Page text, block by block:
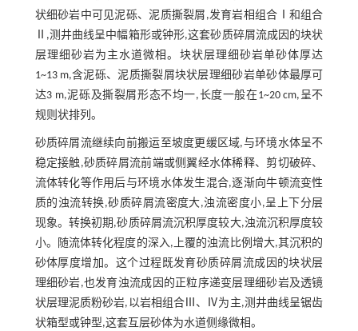
状细砂岩中可见泥砾、泥质撕裂屑,发育岩相组合Ⅰ和组合
Ⅱ,测井曲线呈中幅箱形或钟形,这套砂质碎屑流成因的块状
层理细砂岩为主水道微相。块状层理细砂岩单砂体厚达
1~13 m,含泥砾、泥质撕裂屑块状层理细砂岩单砂体最厚可
达3 m,泥砾及撕裂屑形态不均一,长度一般在1~20 cm,呈不
规则状排列。
砂质碎屑流继续向前搬运至坡度更缓区域,与环境水体呈不
稳定接触,砂质碎屑流前端或侧翼经水体稀释、剪切破碎、
流体转化等作用后与环境水体发生混合,逐渐向牛顿流变性
质的浊流转换,砂质碎屑流密度大,浊流密度小,呈上下分层
现象。转换初期,砂质碎屑流沉积厚度较大,浊流沉积厚度较
小。随流体转化程度的深入,上覆的浊流比例增大,其沉积的
砂体厚度增加。这个过程既发育砂质碎屑流成因的块状层
理细砂岩,也发育浊流成因的正粒序递变层理细砂岩及透镜
状层理泥质粉砂岩,以岩相组合Ⅲ、Ⅳ为主,测井曲线呈锯齿
状箱型或钟型,这套互层砂体为水道侧缘微相。